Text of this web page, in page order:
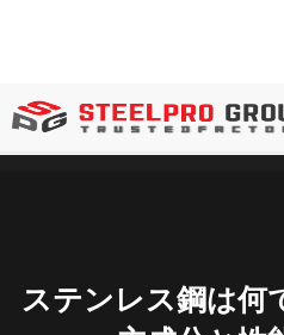
ステンレス鋼は何